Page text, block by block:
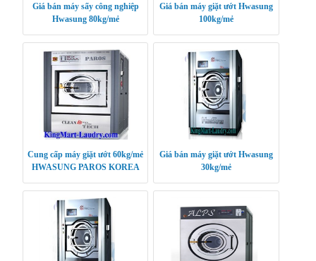
Giá bán máy sấy công nghiệp
Hwasung 80kg/mẻ
Giá bán máy giặt ướt Hwasung
100kg/mẻ
Cung cấp máy giặt ướt 60kg/mẻ
HWASUNG PAROS KOREA
Giá bán máy giặt ướt Hwasung
30kg/mẻ